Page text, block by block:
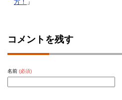
方！ 」
コメントを残す
名前 (必須)